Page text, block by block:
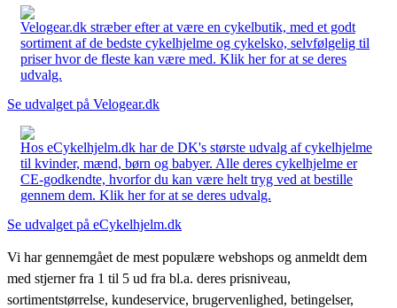
Velogear.dk stræber efter at være en cykelbutik, med et godt
sortiment af de bedste cykelhjelme og cykelsko, selvfølgelig til
priser hvor de fleste kan være med. Klik her for at se deres
udvalg.
Se udvalget på Velogear.dk
Hos eCykelhjelm.dk har de DK's største udvalg af cykelhjelme
til kvinder, mænd, børn og babyer. Alle deres cykelhjelme er
CE-godkendte, hvorfor du kan være helt tryg ved at bestille
gennem dem. Klik her for at se deres udvalg.
Se udvalget på eCykelhjelm.dk
Vi har gennemgået de mest populære webshops og anmeldt dem
med stjerner fra 1 til 5 ud fra bl.a. deres prisniveau,
sortimentstørrelse, kundeservice, brugervenlighed, betingelser,